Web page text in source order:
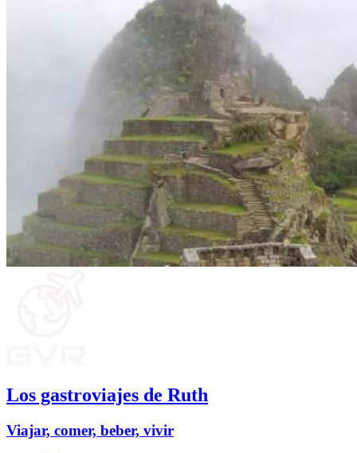
Los gastroviajes de Ruth
Viajar, comer, beber, vivir